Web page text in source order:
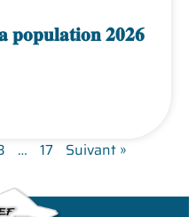
𝐩𝐨𝐩𝐮𝐥𝐚𝐭𝐢𝐨𝐧 𝟐𝟎𝟐𝟔
… 17 Suivant »